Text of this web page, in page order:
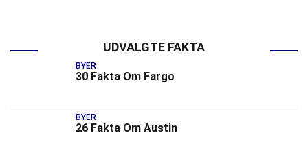
UDVALGTE FAKTA
BYER
30 Fakta Om Fargo
BYER
26 Fakta Om Austin